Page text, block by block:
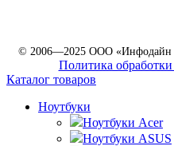
© 2006—2025 ООО «Инфодайн
Политика
Каталог товаров
Ноутбуки
Ноутбуки Acer
Ноутбуки ASUS